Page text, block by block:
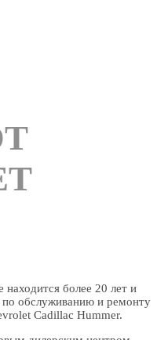
более 20 лет и
по обслуживанию и ремонту
Cadillac Hummer.